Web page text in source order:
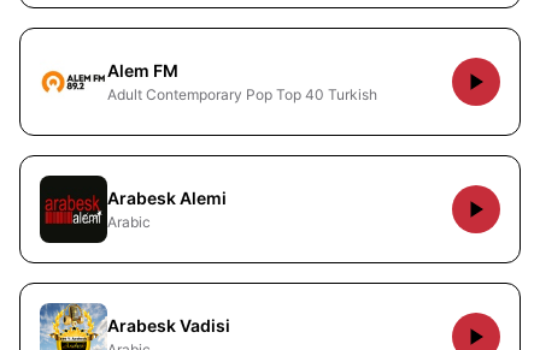
Alem FM
Adult Contemporary Pop Top 40 Turkish
Arabesk Alemi
Arabic
Arabesk Vadisi